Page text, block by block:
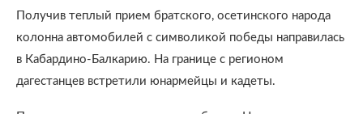
Получив теплый прием братского, осетинского народа
колонна автомобилей с символикой победы направилась
в Кабардино-Балкарию. На границе с регионом
дагестанцев встретили юнармейцы и кадеты.